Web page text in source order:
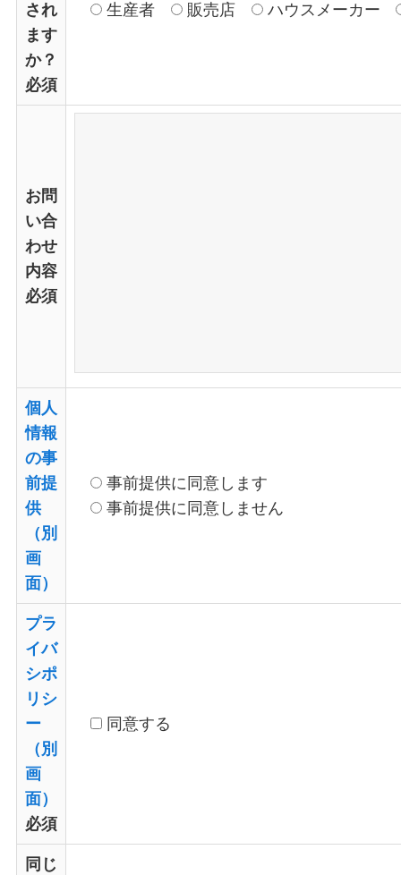
され
ます
か？
必須
生産者 販売店 ハウスメーカー
お問
い合
わせ
内容
必須
個人
情報
の事
前提
供
（別
画
面）
事前提供に同意します
事前提供に同意しません
プラ
イバ
シポ
リシ
ー
（別
画
面）
必須
同意する
同じ